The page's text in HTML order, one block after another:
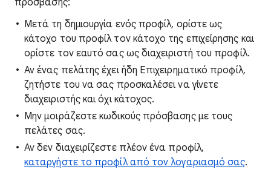
πρόσβασης:
Μετά τη δημιουργία ενός προφίλ, ορίστε ως
κάτοχο του προφίλ τον κάτοχο της επιχείρησης και
ορίστε τον εαυτό σας ως διαχειριστή του προφίλ.
Αν ένας πελάτης έχει ήδη Επιχειρηματικό προφίλ,
ζητήστε του να σας προσκαλέσει να γίνετε
διαχειριστής και όχι κάτοχος.
Μην μοιράζεστε κωδικούς πρόσβασης με τους
πελάτες σας.
Αν δεν διαχειρίζεστε πλέον ένα προφίλ,
καταργήστε το προφίλ από τον λογαριασμό σας.